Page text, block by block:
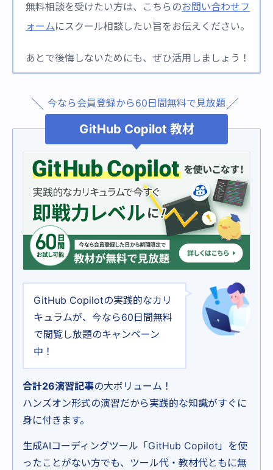
無料相談を受けたい方は、こちらのお問い合わせフ
ォームにスクール相談したい旨をお伝えください。
あとで後悔しないためにも、ぜひ活用しましょう！
今なら会員登録から60日間無料で見放題
GitHub Copilot 教材
GitHub Copilotの実践的なカリ
キュラムが、今なら60日間無料
で閲覧し放題のキャンペーン
中！
合計26演習記事の大ボリューム！
ハンズオン形式の演習だから実践的な知識がすぐに
身に付きます。
生成AIコーディングツール「GitHub Copilot」を使
ったことがない方でも、ツール代・教材代ともに無